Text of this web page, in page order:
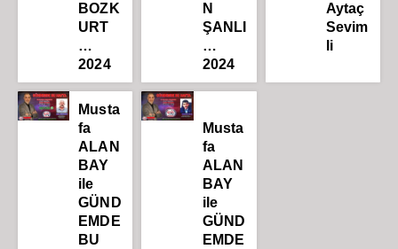
BOZK
URT
…
2024
N
ŞANLI
…
2024
Aytaç
Sevim
li
Musta
fa
ALAN
BAY
ile
GÜND
EMDE
BU
Musta
fa
ALAN
BAY
ile
GÜND
EMDE